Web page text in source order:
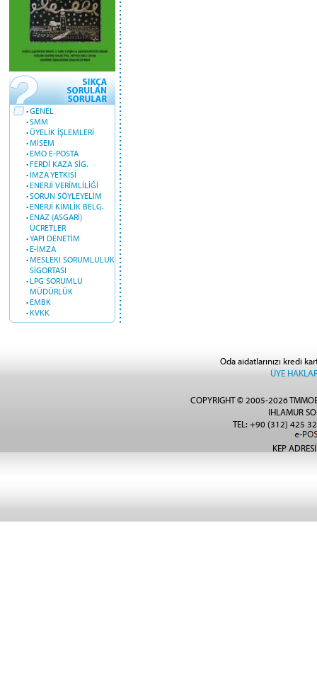
·GENEL
·SMM
·ÜYELİK İŞLEMLERİ
·MİSEM
·EMO E-POSTA
·FERDİ KAZA SİG.
·İMZA YETKİSİ
·ENERJİ VERİMLİLİĞİ
·SORUN SÖYLEYELİM
·ENERJİ KİMLİK BELG.
·ENAZ (ASGARİ)
ÜCRETLER
·YAPI DENETİM
·E-İMZA
·MESLEKİ SORUMLULUK
SİGORTASI
·LPG SORUMLU
MÜDÜRLÜK
·EMBK
·KVKK
Oda aidatlarınızı kredi
ÜYE
COPYRIGHT © 2005-2026
IHLAMUR
TEL: +90 (312) 425
KEP